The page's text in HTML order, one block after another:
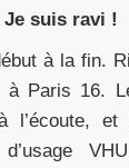
Je suis ravi !
à la fin.
à Paris 16.
l’écoute,